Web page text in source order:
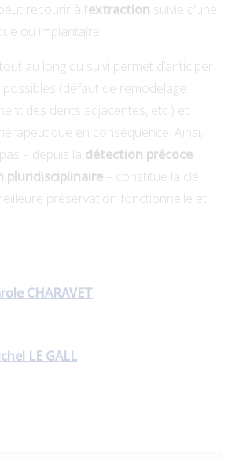
recourir à l’extraction suivie d’une
ou implantaire.
tout au long du suivi permet d’anticiper
(défaut de remodelage
des dents adjacentes, etc.) et
en conséquence. Ainsi,
– depuis la détection précoce
pluridisciplinaire – constitue la clé
préservation fonctionnelle et
CHARAVET
LE GALL